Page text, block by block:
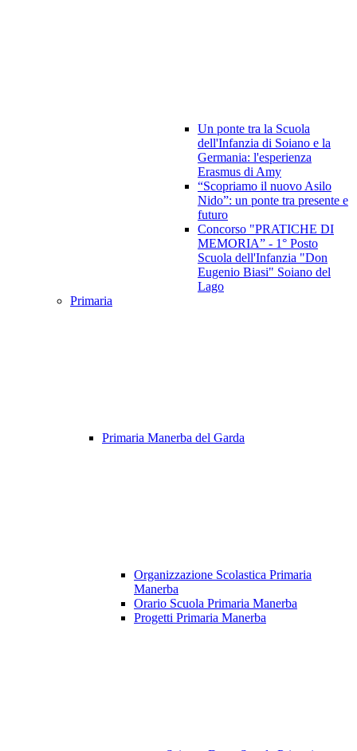
Un ponte tra la Scuola
dell'Infanzia di Soiano e la
Germania: l'esperienza
Erasmus di Amy
“Scopriamo il nuovo Asilo
Nido”: un ponte tra presente e
futuro
Concorso "PRATICHE DI
MEMORIA” - 1° Posto
Scuola dell'Infanzia "Don
Eugenio Biasi" Soiano del
Lago
Primaria
Primaria Manerba del Garda
Organizzazione Scolastica Primaria
Manerba
Orario Scuola Primaria Manerba
Progetti Primaria Manerba